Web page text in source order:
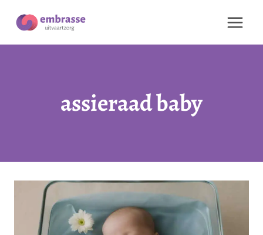
naar
assieraad baby